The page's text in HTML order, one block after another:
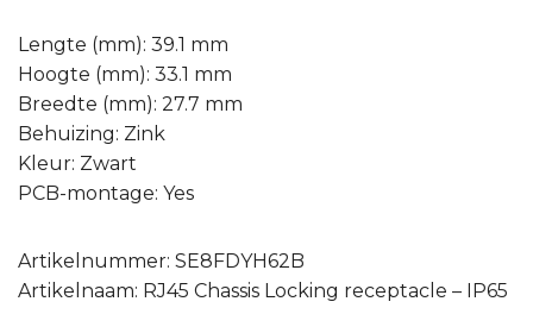
Lengte (mm): 39.1 mm
Hoogte (mm): 33.1 mm
Breedte (mm): 27.7 mm
Behuizing: Zink
Kleur: Zwart
PCB-montage: Yes
Artikelnummer: SE8FDYH62B
Artikelnaam: RJ45 Chassis Locking receptacle – IP65